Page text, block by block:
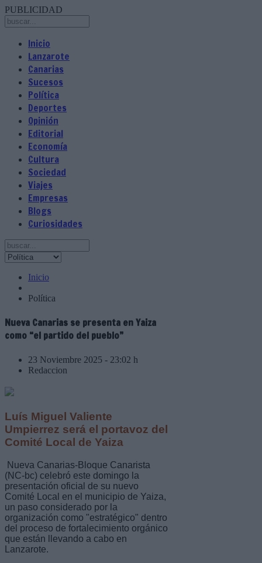
PUBLICIDAD
Inicio
Lanzarote
Canarias
Sucesos
Política
Deportes
Opinión
Editorial
Economía
Cultura
Sociedad
Viajes
Empresas
Blogs
Curiosidades
Inicio
Política
Nueva Canarias se presenta en Yaiza
como “el partido del pueblo”
23 Noviembre 2025 - 23:02 h
Redaccion
Luís Miguel Valiente
Umpierrez será el portavoz del
Comité Local de Yaiza
Nueva Canarias-Bloque Canarista
(NC-bc) celebró este domingo la
presentación oficial de su nuevo
Comité Local en el municipio de Yaiza,
un paso considerado por la
organización como "estratégico" dentro
del proceso de fortalecimiento orgánico
que están llevando a cabo en
Lanzarote.